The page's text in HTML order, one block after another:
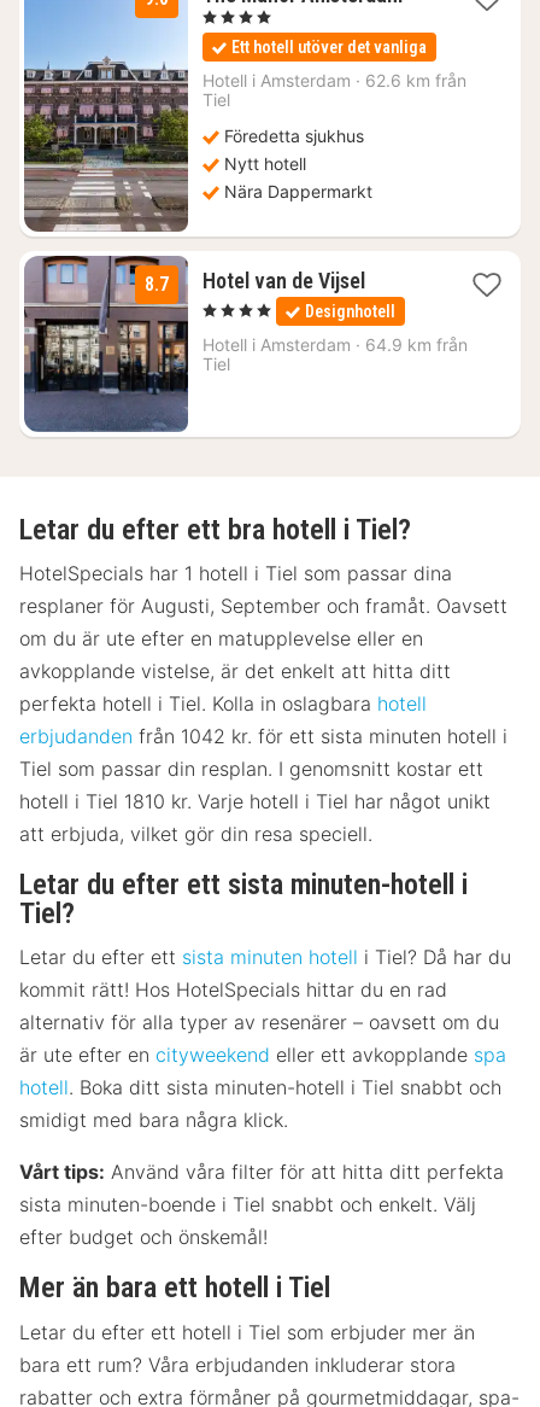
från
2036
kr.
, 4 Stjärnor
Ett hotell utöver det vanliga
Hotell i Amsterdam · 62.6 km från
Tiel
Föredetta sjukhus
Nytt hotell
Nära Dappermarkt
8.7 Hotel van de Vijsel1
natt
från
1188
, 4 Stjärnor Designhotell
Hotell i Amsterdam · 64.9 km från
Tiel
Letar du efter ett bra hotell i Tiel?
HotelSpecials har 1 hotell i Tiel som passar dina
resplaner för Augusti, September och framåt. Oavsett
om du är ute efter en matupplevelse eller en
avkopplande vistelse, är det enkelt att hitta ditt
perfekta hotell i Tiel. Kolla in oslagbara hotell
erbjudanden från 1042 kr. för ett sista minuten hotell i
Tiel som passar din resplan. I genomsnitt kostar ett
hotell i Tiel 1810 kr. Varje hotell i Tiel har något unikt
att erbjuda, vilket gör din resa speciell.
Letar du efter ett sista minuten-hotell i
Tiel?
Letar du efter ett sista minuten hotell i Tiel? Då har du
kommit rätt! Hos HotelSpecials hittar du en rad
alternativ för alla typer av resenärer – oavsett om du
är ute efter en cityweekend eller ett avkopplande spa
hotell. Boka ditt sista minuten-hotell i Tiel snabbt och
smidigt med bara några klick.
Vårt tips: Använd våra filter för att hitta ditt perfekta
sista minuten-boende i Tiel snabbt och enkelt. Välj
efter budget och önskemål!
Mer än bara ett hotell i Tiel
Letar du efter ett hotell i Tiel som erbjuder mer än
bara ett rum? Våra erbjudanden inkluderar stora
rabatter och extra förmåner på gourmetmiddagar, spa-